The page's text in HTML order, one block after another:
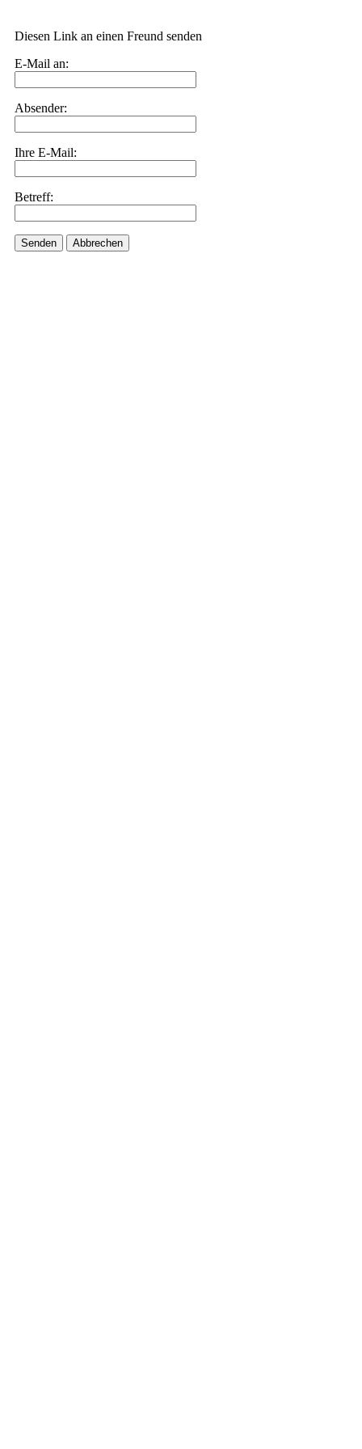
Diesen Link an einen Freund senden
E-Mail an:
Absender:
Ihre E-Mail:
Betreff:
Senden Abbrechen